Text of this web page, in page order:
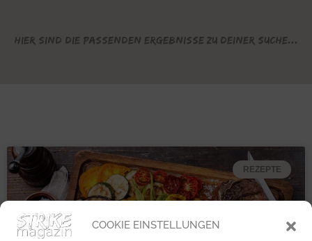
COOKIE EINSTELLUNGEN
Hier sind die passenden Ergebnisse zu deiner Suche...
REZEPTE